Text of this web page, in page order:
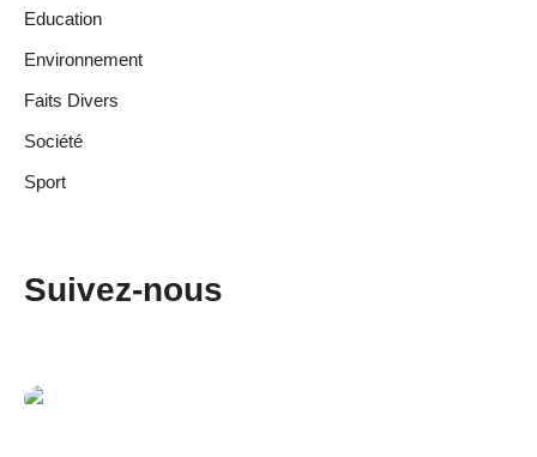
Education
Environnement
Faits Divers
Société
Sport
Suivez-nous